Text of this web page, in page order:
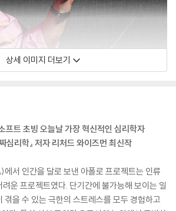
상세 이미지 더보기
프트 초빙 오늘날 가장 혁신적인 심리학자
심리학』 저자 리처드 와이즈먼 최신작
서 인간을 달로 보낸 아폴로 프로젝트는 인류
운 프로젝트였다. 단기간에 불가능해 보이는 일
겪을 수 있는 극한의 스트레스를 모두 경험하고